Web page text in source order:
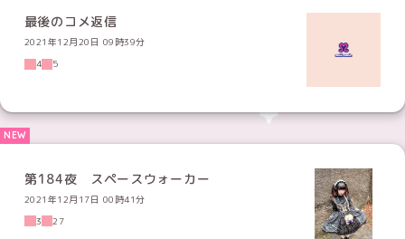
最後のコメ返信
2021年12月20日 09時39分
4
5
第184夜 スペースウォーカー
2021年12月17日 00時41分
3
27